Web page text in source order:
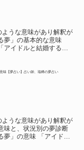
ような意味があり解釈が
夢」の基本的な意味
アイドルと結婚する
味【夢占い】占い師、瑞稀の夢占い
ような意味があり解釈が
味と、状況別の夢診断
夢」の意味 「アイドル